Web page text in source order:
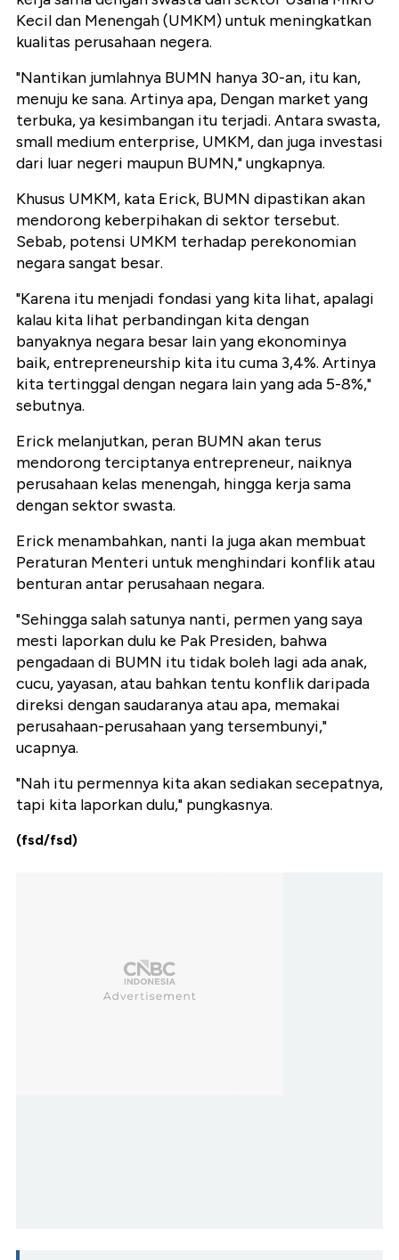
Kecil dan Menengah (UMKM) untuk meningkatkan
kualitas perusahaan negera.
"Nantikan jumlahnya BUMN hanya 30-an, itu kan,
menuju ke sana. Artinya apa, Dengan market yang
terbuka, ya kesimbangan itu terjadi. Antara swasta,
small medium enterprise, UMKM, dan juga investasi
dari luar negeri maupun BUMN," ungkapnya.
Khusus UMKM, kata Erick, BUMN dipastikan akan
mendorong keberpihakan di sektor tersebut.
Sebab, potensi UMKM terhadap perekonomian
negara sangat besar.
"Karena itu menjadi fondasi yang kita lihat, apalagi
kalau kita lihat perbandingan kita dengan
banyaknya negara besar lain yang ekonominya
baik, entrepreneurship kita itu cuma 3,4%. Artinya
kita tertinggal dengan negara lain yang ada 5-8%,"
sebutnya.
Erick melanjutkan, peran BUMN akan terus
mendorong terciptanya entrepreneur, naiknya
perusahaan kelas menengah, hingga kerja sama
dengan sektor swasta.
Erick menambahkan, nanti Ia juga akan membuat
Peraturan Menteri untuk menghindari konflik atau
benturan antar perusahaan negara.
"Sehingga salah satunya nanti, permen yang saya
mesti laporkan dulu ke Pak Presiden, bahwa
pengadaan di BUMN itu tidak boleh lagi ada anak,
cucu, yayasan, atau bahkan tentu konflik daripada
direksi dengan saudaranya atau apa, memakai
perusahaan-perusahaan yang tersembunyi,"
ucapnya.
"Nah itu permennya kita akan sediakan secepatnya,
tapi kita laporkan dulu," pungkasnya.
(fsd/fsd)